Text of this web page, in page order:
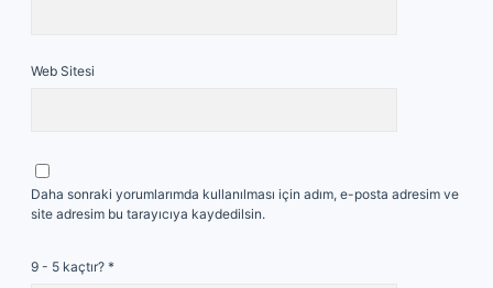
Web Sitesi
Daha sonraki yorumlarımda kullanılması için adım, e-posta adresim ve
site adresim bu tarayıcıya kaydedilsin.
9 - 5 kaçtır? *